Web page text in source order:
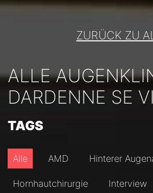
ZURÜCK ZU
ALLE
DARDENNE SE
TAGS
Alle AMD Hinterer
Hornhautchirurgie Interview